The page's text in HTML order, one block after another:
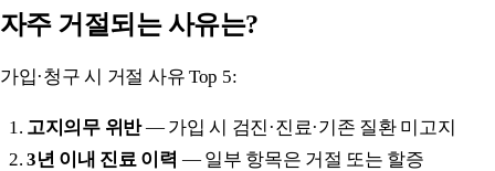
자주 거절되는 사유는?
가입·청구 시 거절 사유 Top 5:
고지의무 위반— 가입 시 검진·진료·기존 질환 미고지
3년 이내 진료 이력 — 일부 항목은 거절 또는 할증